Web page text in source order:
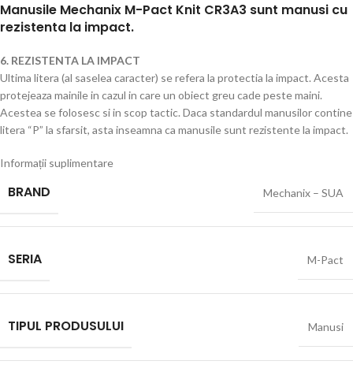
Manusile Mechanix M-Pact Knit CR3A3 sunt manusi cu
rezistenta la impact.
6. REZISTENTA LA IMPACT
Ultima litera (al saselea caracter) se refera la protectia la impact. Acesta
protejeaza mainile in cazul in care un obiect greu cade peste maini.
Acestea se folosesc si in scop tactic. Daca standardul manusilor contine
litera “P” la sfarsit, asta inseamna ca manusile sunt rezistente la impact.
Informații suplimentare
BRAND Mechanix – SUA
SERIA M-Pact
TIPUL PRODUSULUI Manusi